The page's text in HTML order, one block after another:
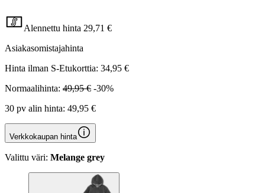
Alennettu hinta 29,71 €
Asiakasomistajahinta
Hinta ilman S-Etukorttia: 34,95 €
Normaalihinta: 49,95 € -30%
30 pv alin hinta: 49,95 €
Verkkokaupan hinta
Valittu väri: Melange grey